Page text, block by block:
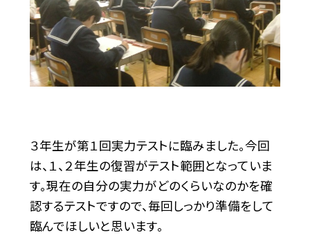
３年生が第１回実力テストに臨みました。今回
は、１、２年生の復習がテスト範囲となっていま
す。現在の自分の実力がどのくらいなのかを確
認するテストですので、毎回しっかり準備をして
臨んでほしいと思います。